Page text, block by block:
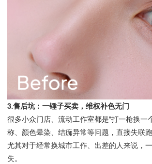
3.售后坑：一锤子买卖，维权补色无门
很多小众门店、流动工作室都是“打一枪换
称、颜色晕染、结痂异常等问题，直接失联跑
尤其对于经常换城市工作、出差的人来说，
失。